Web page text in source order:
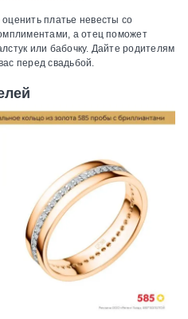
платье невесты со
а отец поможет
или бабочку. Дайте родителям
перед свадьбой.